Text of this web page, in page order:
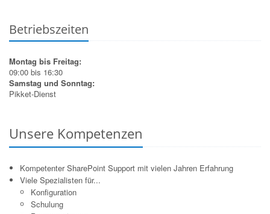
Betriebszeiten
Montag bis Freitag:
09:00 bis 16:30
Samstag und Sonntag:
Pikket-Dienst
Unsere Kompetenzen
Kompetenter SharePoint Support mit vielen Jahren Erfahrung
Viele Spezialisten für...
Konfiguration
Schulung